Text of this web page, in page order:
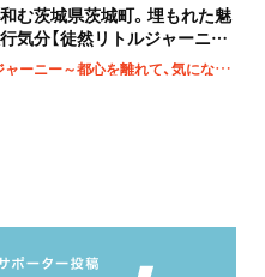
む茨城県茨城町。埋もれた魅
気分【徒然リトルジャーニ
連載：徒然リトルジャーニー～都心を離れて、気になる土地へ